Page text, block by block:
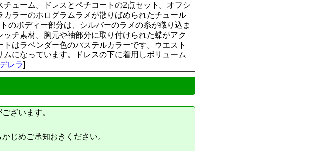
ューム。ドレスとペチコートの2点セット。オフシ
ラーのホログラムラメが散りばめられたチュール
のボディー部分は、シルバーのラメの糸が織り込ま
チ素材。胸元や袖部分に取り付けられた蝶がアク
はラベンダー色のパステルカラーです。ウエスト
になっています。ドレスの下に着用しボリューム
レラ]
ざいます。
じめご承知おきください。